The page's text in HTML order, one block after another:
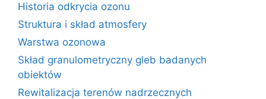
Historia odkrycia ozonu
Struktura i skład atmosfery
Warstwa ozonowa
Skład granulometryczny gleb badanych
obiektów
Rewitalizacja terenów nadrzecznych